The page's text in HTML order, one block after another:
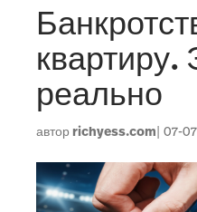
квартиру.
реально
автор richyess.com 07-